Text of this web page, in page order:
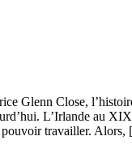
Glenn Close,
L’Irlande au
pouvoir travailler.